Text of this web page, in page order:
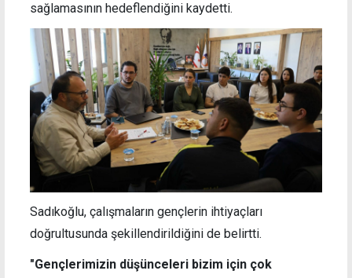
sağlamasının hedeflendiğini kaydetti.
Sadıkoğlu, çalışmaların gençlerin ihtiyaçları
doğrultusunda şekillendirildiğini de belirtti.
"Gençlerimizin düşünceleri bizim için çok